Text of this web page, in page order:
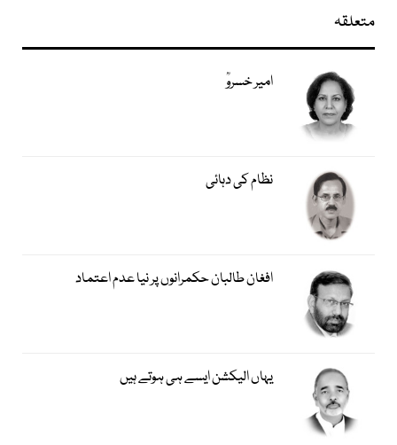
متعلقہ
امیر خسروؒ
نظام کی دہائی
افغان طالبان حکمرانوں پر نیا عدم اعتماد
یہاں الیکشن ایسے ہی ہوتے ہیں